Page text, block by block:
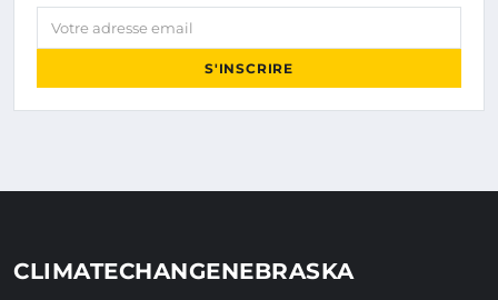
Votre adresse email
S'INSCRIRE
CLIMATECHANGENEBRASKA